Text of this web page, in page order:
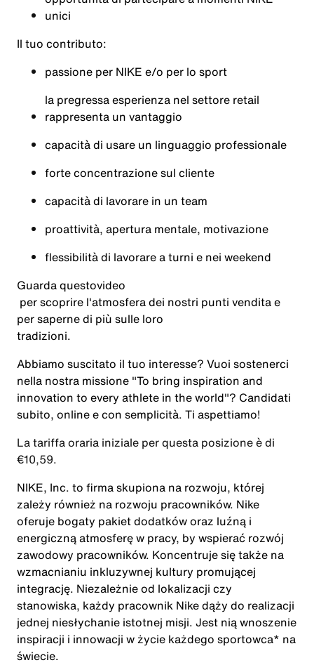
unici
Il tuo contributo:
passione per NIKE e/o per lo sport
la pregressa esperienza nel settore retail
rappresenta un vantaggio
capacità di usare un linguaggio professionale
forte concentrazione sul cliente
capacità di lavorare in un team
proattività, apertura mentale, motivazione
flessibilità di lavorare a turni e nei weekend
Guarda questovideo
per scoprire l'atmosfera dei nostri punti vendita e
per saperne di più sulle loro
tradizioni.
Abbiamo suscitato il tuo interesse? Vuoi sostenerci
nella nostra missione "To bring inspiration and
innovation to every athlete in the world"? Candidati
subito, online e con semplicità. Ti aspettiamo!
La tariffa oraria iniziale per questa posizione è di
€10,59.
NIKE, Inc. to firma skupiona na rozwoju, której
zależy również na rozwoju pracowników. Nike
oferuje bogaty pakiet dodatków oraz luźną i
energiczną atmosferę w pracy, by wspierać rozwój
zawodowy pracowników. Koncentruje się także na
wzmacnianiu inkluzywnej kultury promującej
integrację. Niezależnie od lokalizacji czy
stanowiska, każdy pracownik Nike dąży do realizacji
jednej niesłychanie istotnej misji. Jest nią wnoszenie
inspiracji i innowacji w życie każdego sportowca* na
świecie.